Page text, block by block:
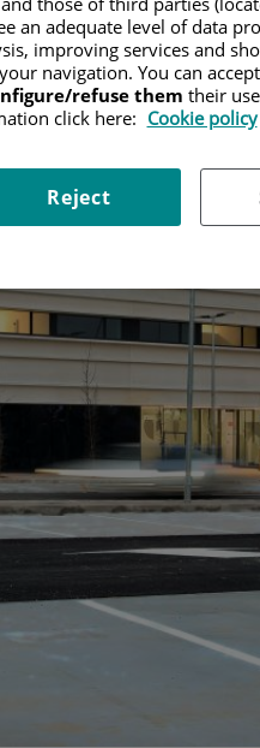
an adequate level of data
improving services and
navigation. You can
refuse them their
click here: Cookie policy
Reject